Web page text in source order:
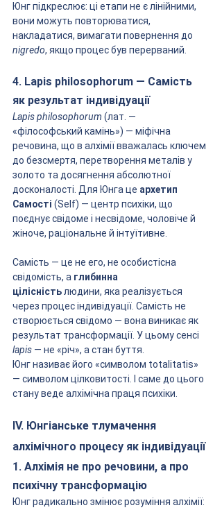
Юнг підкреслює: ці етапи не є лінійними,
вони можуть повторюватися,
накладатися, вимагати повернення до
nigredo, якщо процес був перерваний.
4. Lapis philosophorum — Самість
як результат індивідуації
Lapis philosophorum (лат. —
«філософський камінь») — міфічна
речовина, що в алхімії вважалась ключем
до безсмертя, перетворення металів у
золото та досягнення абсолютної
досконалості. Для Юнга це архетип
Самості (Self) — центр психіки, що
поєднує свідоме і несвідоме, чоловіче й
жіноче, раціональне й інтуїтивне.
Самість — це не его, не особистісна
свідомість, а глибинна
цілісність людини, яка реалізується
через процес індивідуації. Самість не
створюється свідомо — вона виникає як
результат трансформації. У цьому сенсі
lapis — не «річ», а стан буття.
Юнг називає його «символом totalitatis»
— символом цілковитості. І саме до цього
стану веде алхімічна праця психіки.
IV. Юнгіанське тлумачення
алхімічного процесу як індивідуації
1. Алхімія не про речовини, а про
психічну трансформацію
Юнг радикально змінює розуміння алхімії: